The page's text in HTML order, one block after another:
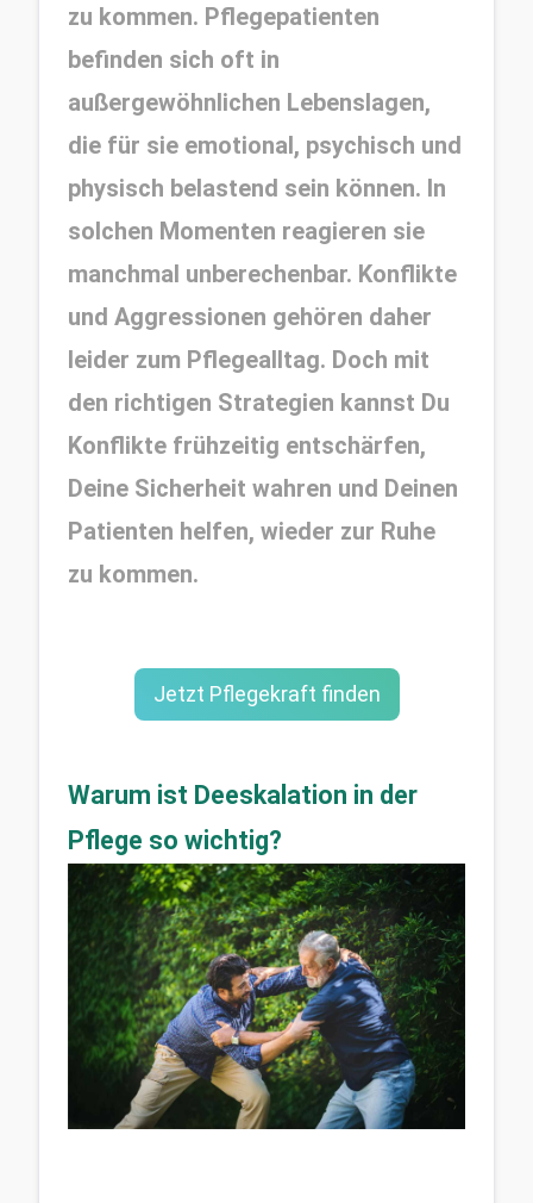
zu kommen. Pflegepatienten
befinden sich oft in
außergewöhnlichen Lebenslagen,
die für sie emotional, psychisch und
physisch belastend sein können. In
solchen Momenten reagieren sie
manchmal unberechenbar. Konflikte
und Aggressionen gehören daher
leider zum Pflegealltag. Doch mit
den richtigen Strategien kannst Du
Konflikte frühzeitig entschärfen,
Deine Sicherheit wahren und Deinen
Patienten helfen, wieder zur Ruhe
zu kommen.
Jetzt Pflegekraft finden
Warum ist Deeskalation in der
Pflege so wichtig?